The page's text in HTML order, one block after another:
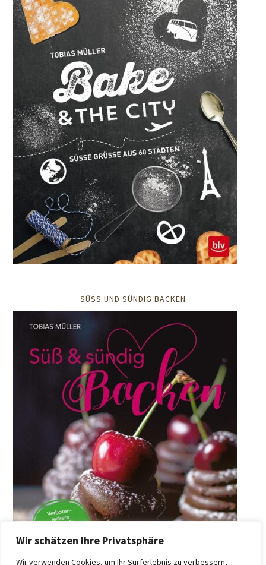
Wir schätzen Ihre Privatsphäre
Wir verwenden Cookies, um Ihr Surferlebnis zu verbessern,
SÜSS UND SÜNDIG BACKEN